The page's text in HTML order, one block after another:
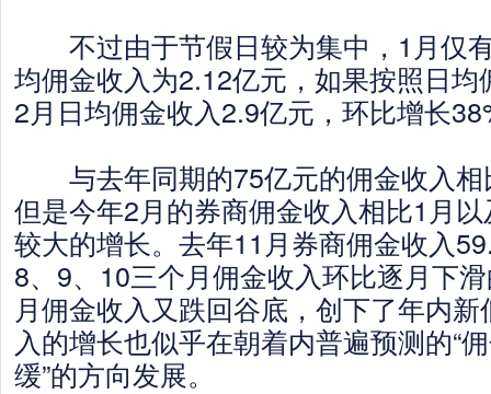
不过由于节假日较为集中，1月仅
均佣金收入为2.12亿元，如果按照日
2月日均佣金收入2.9亿元，环比增长
与去年同期的75亿元的佣金收入相
但是今年2月的券商佣金收入相比1月
较大的增长。去年11月券商佣金收入
8、9、10三个月佣金收入环比逐月下
月佣金收入又跌回谷底，创下了年内
入的增长也似乎在朝着内普遍预测的“
缓”的方向发展。